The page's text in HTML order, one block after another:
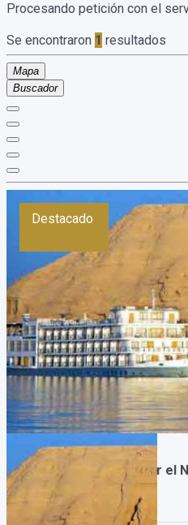
Procesando petición con el
Se encontraron 1 resultados
Mapa
Buscador
Destacado
Egipto con Crucero por el
Argentina